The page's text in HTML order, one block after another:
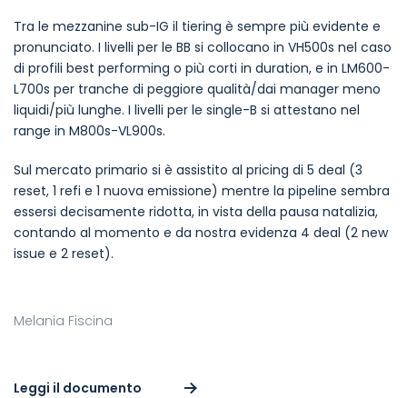
Tra le mezzanine sub-IG il tiering è sempre più evidente e
pronunciato. I livelli per le BB si collocano in VH500s nel caso
di profili best performing o più corti in duration, e in LM600-
L700s per tranche di peggiore qualità/dai manager meno
liquidi/più lunghe. I livelli per le single-B si attestano nel
range in M800s-VL900s.
Sul mercato primario si è assistito al pricing di 5 deal (3
reset, 1 refi e 1 nuova emissione) mentre la pipeline sembra
essersi decisamente ridotta, in vista della pausa natalizia,
contando al momento e da nostra evidenza 4 deal (2 new
issue e 2 reset).
Melania Fiscina
Leggi il documento